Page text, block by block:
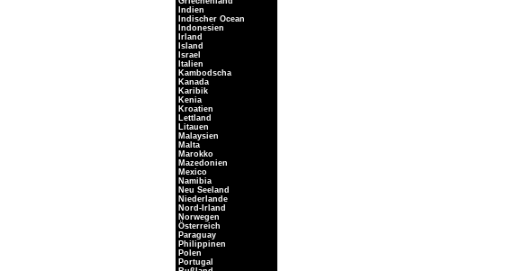
Indien
Indischer Ocean
Indonesien
Irland
Island
Israel
Italien
Kambodscha
Kanada
Karibik
Kenia
Kroatien
Lettland
Litauen
Malaysien
Malta
Marokko
Mazedonien
Mexico
Namibia
Neu Seeland
Niederlande
Nord-Irland
Norwegen
Österreich
Paraguay
Philippinen
Polen
Portugal